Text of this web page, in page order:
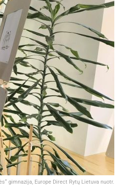
gimnazija, Europe Direct Rytų Lietuva nuotr.